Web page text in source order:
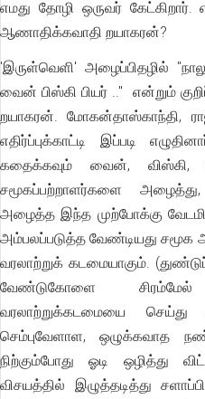
எமது தோழி ஒருவர்
ஆணாதிக்கவாதி றயாகரன்?
'இருள்வெளி' அழைப்பிதழில்
வைன் பிஸ்கி பியர் .." என்றும்
றயாகரன். மோகன்தாஸ்காந்தி,
எதிர்ப்புக்காட்டி இப்படி
கதைக்கவும் வைன், விஸ்கி,
சமூகப்பற்றாளர்களை
அழைத்த இந்த முற்போக்கு
அம்பலப்படுத்த வேண்டியது
வரலாற்றுக் கடமையாகும்.
வேண்டுகோளை
வரலாற்றுக்கடமையை
செம்புவேளாள, ஒழுக்கவாத
நிற்கும்போது ஓடி ஒழித்து
விசயத்தில் இழுத்தடித்து